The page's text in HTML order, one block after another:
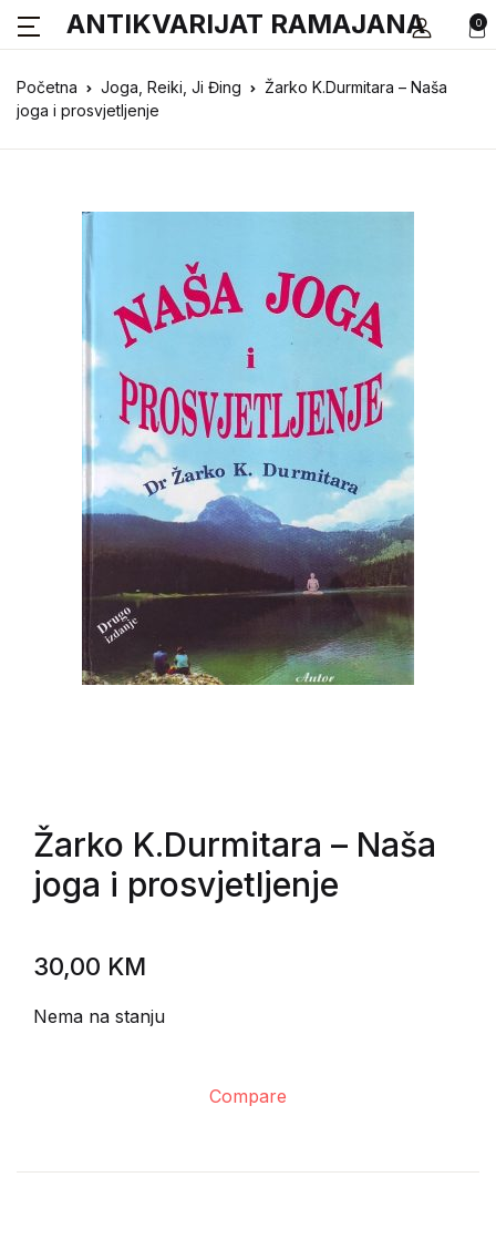
0
ANTIKVARIJAT RAMAJANA
Početna Joga, Reiki, Ji Đing
Žarko K.Durmitara – Naša
joga i prosvjetljenje
Žarko K.Durmitara – Naša
joga i prosvjetljenje
30,00 KM
Nema na stanju
Compare